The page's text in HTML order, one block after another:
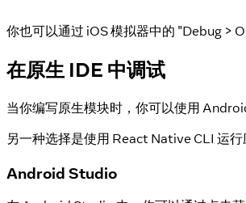
你也可以通过 iOS 模拟器中的 "Debug >
在原生 IDE 中调试
当你编写原生模块时，你可以使用
另一种选择是使用 React Native CLI 运
Android Studio